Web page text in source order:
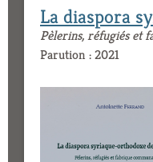
La diaspora
Pèlerins, réfugiés et
Parution : 2021